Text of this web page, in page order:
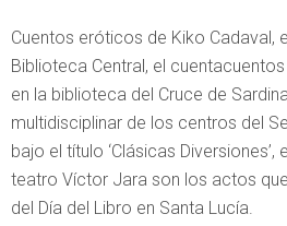
Cuentos eróticos de Kiko Cadaval,
Biblioteca Central, el
en la biblioteca del Cruce de
multidisciplinar de los centros del
bajo el título ‘Clásicas Diversiones’,
teatro Víctor Jara son los actos
del Día del Libro en Santa Lucía.